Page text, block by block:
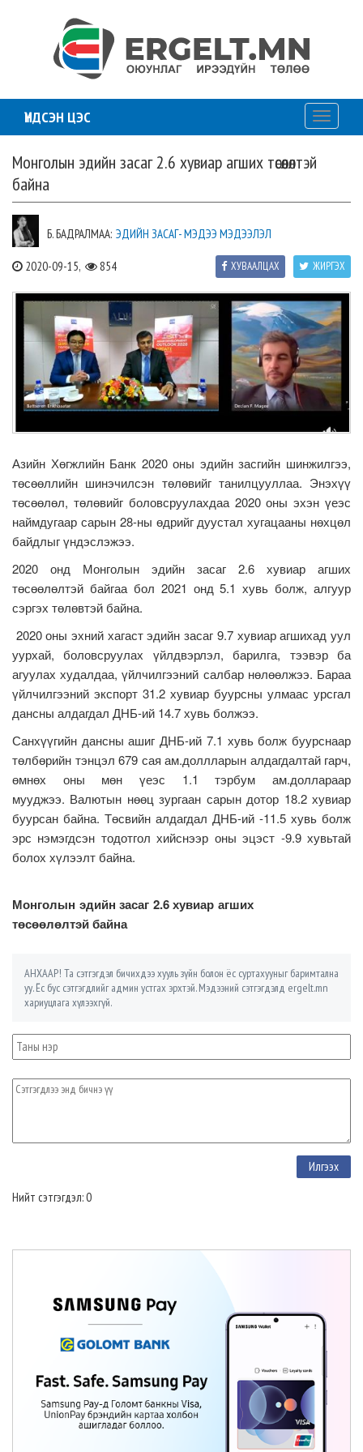
ҮНДСЭН ЦЭС
Toggle
Монголын эдийн засаг 2.6 хувиар агших төсөөлөлтэй
байна
Б. БАДРАЛМАА: ЭДИЙН ЗАСАГ- МЭДЭЭ МЭДЭЭЛЭЛ
2020-09-15, 854 ЖИРГЭХ
ХУВААЛЦАХ
Азийн Хөгжлийн Банк 2020 оны эдийн засгийн шинжилгээ,
төсөөллийн шинэчилсэн төлөвийг танилцууллаа. Энэхүү
төсөөлөл, төлөвийг боловсруулахдаа 2020 оны эхэн үеэс
наймдугаар сарын 28-ны өдрийг дуустал хугацааны нөхцөл
байдлыг үндэслэжээ.
2020 онд Монголын эдийн засаг 2.6 хувиар агших
төсөөлөлтэй байгаа бол 2021 онд 5.1 хувь болж, алгуур
сэргэх төлөвтэй байна.
2020 оны эхний хагаст эдийн засаг 9.7 хувиар агшихад уул
уурхай, боловсруулах үйлдвэрлэл, барилга, тээвэр ба
агуулах худалдаа, үйлчилгээний салбар нөлөөлжээ. Бараа
үйлчилгээний экспорт 31.2 хувиар буурсны улмаас урсгал
дансны алдагдал ДНБ-ий 14.7 хувь болжээ.
Санхүүгийн дансны ашиг ДНБ-ий 7.1 хувь болж буурснаар
төлбөрийн тэнцэл 679 сая ам.доллларын алдагдалтай гарч,
өмнөх оны мөн үеэс 1.1 тэрбум ам.доллараар
мууджээ. Валютын нөөц зургаан сарын дотор 18.2 хувиар
буурсан байна. Төсвийн алдагдал ДНБ-ий -11.5 хувь болж
эрс нэмэгдсэн тодотгол хийснээр оны эцэст -9.9 хувьтай
болох хүлээлт байна.
Монголын эдийн засаг 2.6 хувиар агших
төсөөлөлтэй байна
АНХААР! Та сэтгэгдэл бичихдээ хууль зүйн болон ёс суртахууныг баримтална
уу. Ёс бус сэтгэгдлийг админ устгах эрхтэй. Мэдээний сэтгэгдэлд ergelt.mn
хариуцлага хүлээхгүй.
Нийт сэтгэгдэл: 0